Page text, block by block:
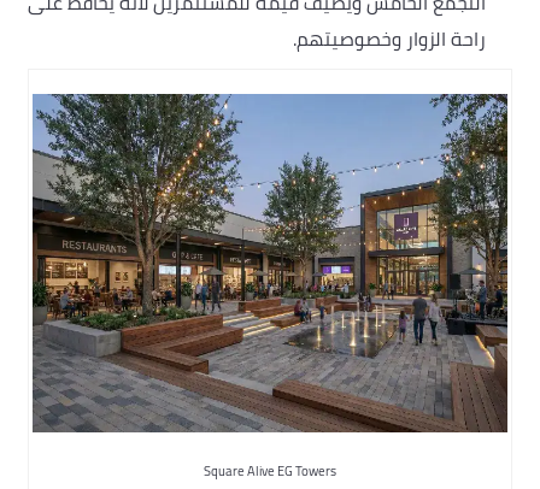
راحة الزوار وخصوصيتهم.
Square Alive EG Towers